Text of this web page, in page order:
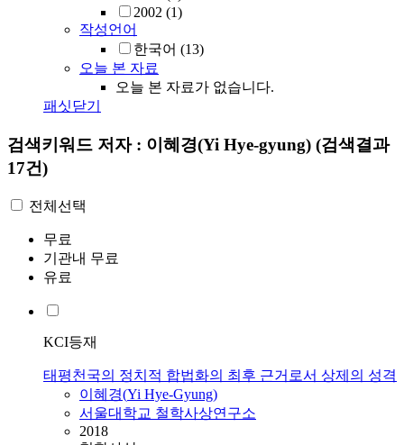
2002 (1)
작성언어
한국어 (13)
오늘 본 자료
오늘 본 자료가 없습니다.
패싯닫기
검색키워드 저자 : 이혜경(Yi Hye-gyung) (검색결과
17건)
전체선택
무료
기관내 무료
유료
KCI등재
태평천국의 정치적 합법화의 최후 근거로서 상제의 성격
이혜경(Yi Hye-Gyung)
서울대학교 철학사상연구소
2018